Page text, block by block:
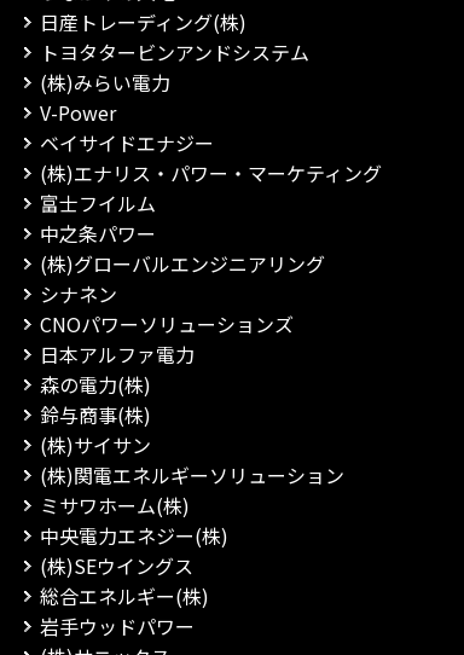
日産トレーディング(株)
トヨタタービンアンドシステム
(株)みらい電力
V-Power
ベイサイドエナジー
(株)エナリス・パワー・マーケティング
富士フイルム
中之条パワー
(株)グローバルエンジニアリング
シナネン
CNOパワーソリューションズ
日本アルファ電力
森の電力(株)
鈴与商事(株)
(株)サイサン
(株)関電エネルギーソリューション
ミサワホーム(株)
中央電力エネジー(株)
(株)SEウイングス
総合エネルギー(株)
岩手ウッドパワー